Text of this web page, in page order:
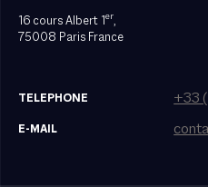
16 cours Albert 1er,
75008 Paris France
TELEPHONE +33
E-MAIL